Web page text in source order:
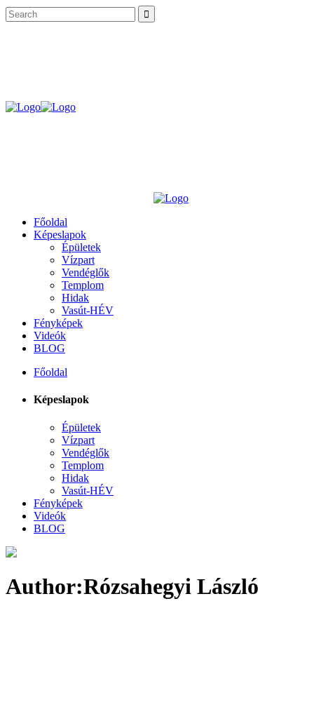
Főoldal
Képeslapok
Épületek
Vízpart
Vendéglők
Templom
Hidak
Vasút-HÉV
Fényképek
Videók
BLOG
Főoldal
Képeslapok
Épületek
Vízpart
Vendéglők
Templom
Hidak
Vasút-HÉV
Fényképek
Videók
BLOG
Author:Rózsahegyi László